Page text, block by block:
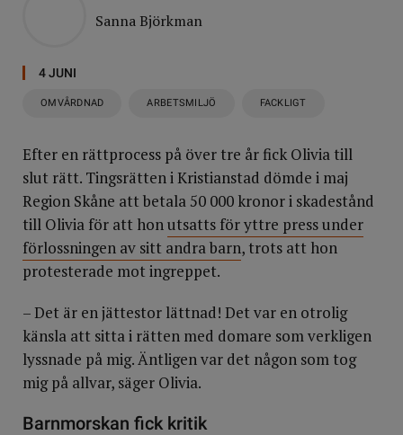
Sanna Björkman
4 JUNI
OMVÅRDNAD ARBETSMILJÖ FACKLIGT
Efter en rättprocess på över tre år fick Olivia till
slut rätt. Tingsrätten i Kristianstad dömde i maj
Region Skåne att betala 50 000 kronor i skadestånd
till Olivia för att honutsatts för yttre press under
förlossningen av sitt andra barn, trots att hon
protesterade mot ingreppet.
– Det är en jättestor lättnad! Det var en otrolig
känsla att sitta i rätten med domare som verkligen
lyssnade på mig. Äntligen var det någon som tog
mig på allvar, säger Olivia.
Barnmorskan fick kritik